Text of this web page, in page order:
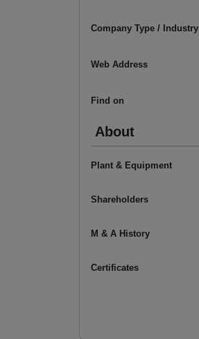
Company Type / Industry
Web Address
Find on
About
Plant & Equipment
Shareholders
M & A History
Certificates